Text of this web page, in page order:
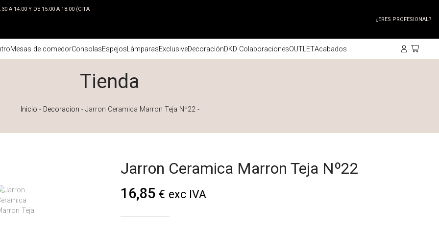
A 14:00 Y DE 15:00 A 18:00 (CITA
¿ERES PROFESIONAL?
Mesas de comedorConsolasEspejosLámparasExclusiveDecoraciónDKD ColaboracionesOUTLETAcabados
Tienda
Inicio - Decoracion - Jarron Ceramica Marron Teja Nº22-
Jarron Ceramica Marron Teja Nº22
16,85 € exc IVA